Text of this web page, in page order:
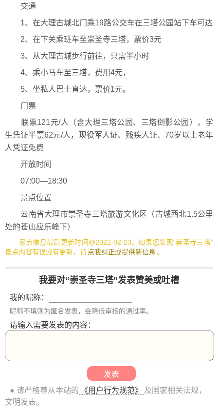
交通
1、在大理古城北门乘19路公交车在三塔公园站下车可达
2、在下关乘班车至崇圣寺三塔，票价3元
3、从大理古城步行前往，只需半小时
4、乘小马车至三塔，费用4元，
5、坐私人巴士直达，票价1元。
门票
联票121元/人（含大理三塔公园、三塔倒影公园），学
生凭证半票62元/人，现役军人证、残疾人证、70岁以上老年
人凭证免费
开放时间
07:00—18:30
景点位置
云南省大理市崇圣寺三塔旅游文化区（古城西北1.5公里
处的苍山应乐峰下）
景点信息最后更新时间@2022-02-23，如果您发现“崇圣寺三塔”
景点内容有误或有更新，请 点我纠正或提供新信息。
我要对“崇圣寺三塔”发表赞美或吐槽
我的昵称：
昵称不填则为匿名发表，会降低审核的通过率。
请输入需要发表的内容：
● 请严格尊从本站的 《用户行为规范》
及国家相关法规，
文明发表。